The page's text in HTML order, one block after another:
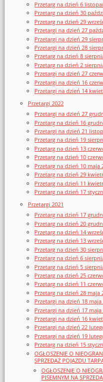
Przetarg na dzień 6
Przetarg na dzień 30
Przetarg na dzień 29
Przetargi na dzień 27
Przetargi na dzień 29
Przetargi na dzień 28
Przetarg na dzień 8
Przetarg na dzień 2
Przetargi na dzień 27
Przetargi na dzień 16
Przetargi na dzień 14
Przetargi 2022
Przetargi na dzień 27
Przetarg na dzień 16
Przetargi na dzień 21
Przetarg na dzień 19
Przetarg na dzień 13
Przetarg na dzień 10
Przetarg na dzień 10 maja
Przetarg na dzień 29
Przetarg na dzień 11
Przetarg na dzień 17
Przetargi 2021
Przetarg na dzień 17
Przetarg na dzień 20
Przetarg na dzień 14
Przetarg na dzień 13
Przetarg na dzień 30
Przetarg na dzień 6
Przetarg na dzień 5
Przetarg na dzień 25
Przetarg na dzień 11
Przetarg na dzień 28 maja
Przetargi na dzień 18 maja
Przetargi na dzień 17 maja
Przetargi na dzień 16
Przetargi na dzień 22
Przetargi na dzień 19
Przetarg na dzień 15
OGŁOSZENIE O
SPRZEDAŻ POJAZDU
OGŁOSZENIE O
PISEMNYM NA